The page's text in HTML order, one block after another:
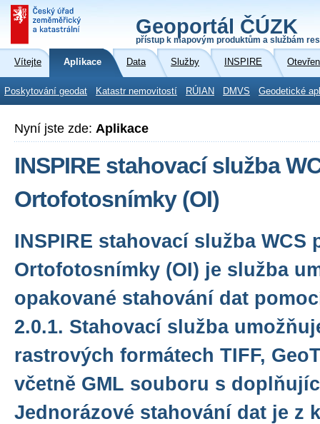
Geoportál ČÚZK
přístup k mapovým produktům a službám
Vítejte Aplikace Data Služby INSPIRE
Poskytování geodat Katastr nemovitostí RÚIAN DMVS Geodetické
Nyní jste zde: Aplikace
INSPIRE stahovací služba
Ortofotosnímky (OI)
INSPIRE stahovací služba WCS
Ortofotosnímky (OI) je služba
opakované stahování dat
2.0.1. Stahovací služba
rastrových formátech TIFF,
včetně GML souboru s
Jednorázové stahování dat je z